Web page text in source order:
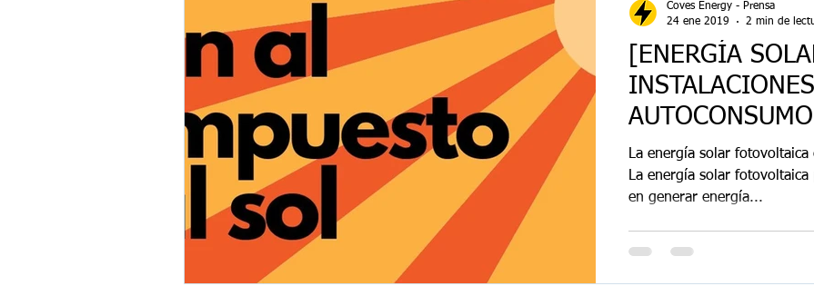
[ENERGÍA
AUTOCONSUMO
La energía solar
La energía solar
en generar energía...
Coves Energy - Prensa
24 ene 2019
2 min de